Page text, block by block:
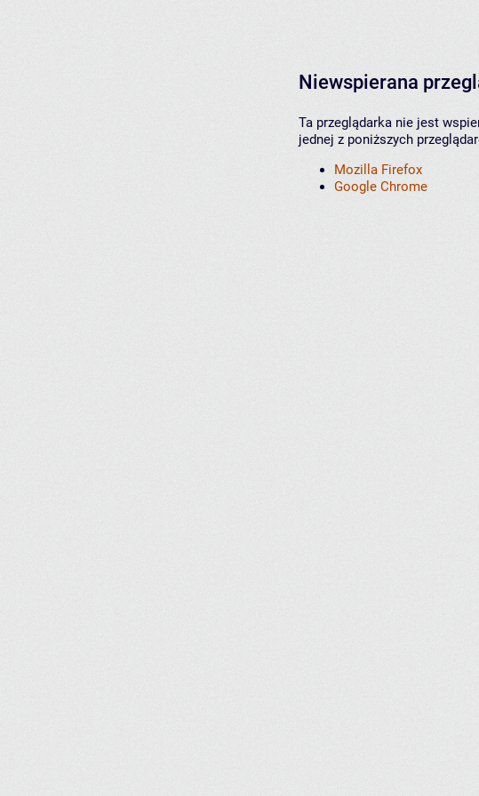
Niewspierana
Ta przeglądarka nie jest
jednej z poniższych
Mozilla Firefox
Google Chrome